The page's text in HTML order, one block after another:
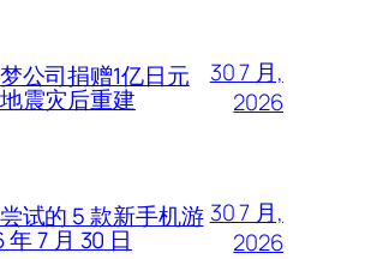
公司捐赠1亿日元
震灾后重建
30 7 月,
2026
试的 5 款新手机游
7 月 30 日
30 7 月,
2026